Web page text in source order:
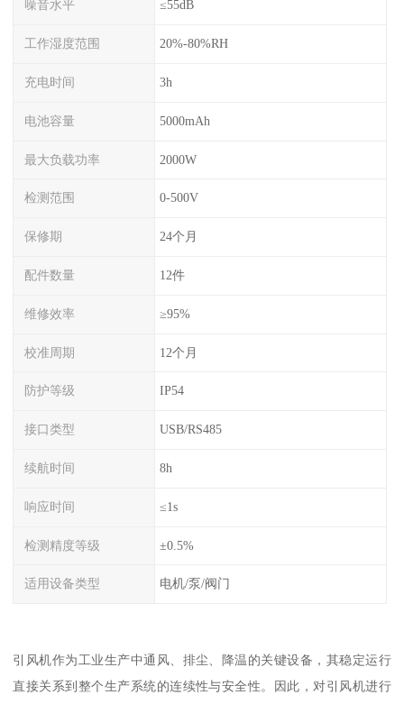
噪音水平 ≤55dB
工作湿度范围 20%-80%RH
充电时间 3h
电池容量 5000mAh
最大负载功率 2000W
检测范围 0-500V
保修期 24个月
配件数量 12件
维修效率 ≥95%
校准周期 12个月
防护等级 IP54
接口类型 USB/RS485
续航时间 8h
响应时间 ≤1s
检测精度等级 ±0.5%
适用设备类型 电机/泵/阀门
引风机作为工业生产中通风、排尘、降温的关键设备，其稳定运行
直接关系到整个生产系统的连续性与安全性。因此，对引风机进行